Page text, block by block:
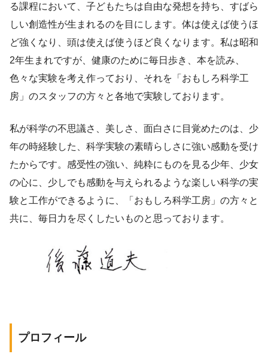
る課程において、子どもたちは自由な発想を持ち、すばら
しい創造性が生まれるのを目にします。体は使えば使うほ
ど強くなり、頭は使えば使うほど良くなります。私は昭和
2年生まれですが、健康のために毎日歩き、本を読み、
色々な実験を考え作っており、それを「おもしろ科学工
房」のスタッフの方々と各地で実験しております。
私が科学の不思議さ、美しさ、面白さに目覚めたのは、少
年の時経験した、科学実験の素晴らしさに強い感動を受け
たからです。感受性の強い、純粋にものを見る少年、少女
の心に、少しでも感動を与えられるような楽しい科学の実
験と工作ができるように、「おもしろ科学工房」の方々と
共に、毎日力を尽くしたいものと思っております。
プロフィール